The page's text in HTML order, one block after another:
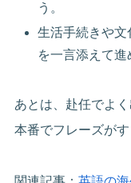
う。
生活手続きや
を一言添えて進
あとは、赴任でよ
本番でフレーズがす